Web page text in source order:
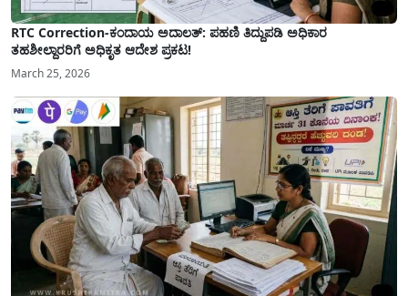
RTC Correction-ಕಂದಾಯ ಅದಾಲತ್: ಪಹಣಿ ತಿದ್ದುಪಡಿ ಅಧಿಕಾರ
ತಹಶೀಲ್ದಾರರಿಗೆ ಅಧಿಕೃತ ಆದೇಶ ಪ್ರಕಟ!
March 25, 2026